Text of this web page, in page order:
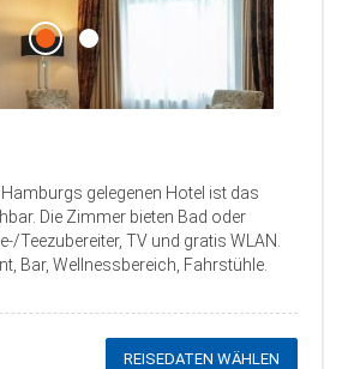
gelegenen Hotel ist das
Die Zimmer bieten Bad oder
Teezubereiter, TV und gratis WLAN.
Bar, Wellnessbereich, Fahrstühle.
REISEDATEN WÄHLEN